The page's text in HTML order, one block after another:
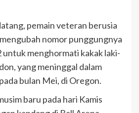
pemain veteran berusia
nomor punggungnya
untuk menghormati kakak laki-
yang meninggal dalam
bulan Mei, di Oregon.
baru pada hari Kamis